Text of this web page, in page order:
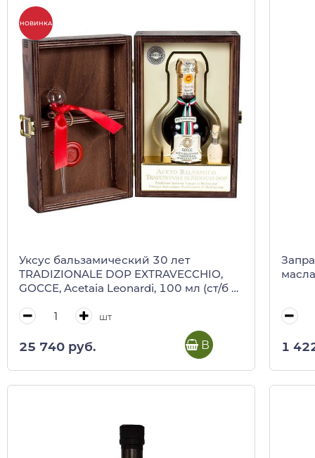
НОВИНКА
Уксус бальзамический 30 лет
TRADIZIONALE DOP EXTRAVECCHIO,
GOCCE, Acetaia Leonardi, 100 мл (ст/б в
шт
25 740 руб. В корзину 1